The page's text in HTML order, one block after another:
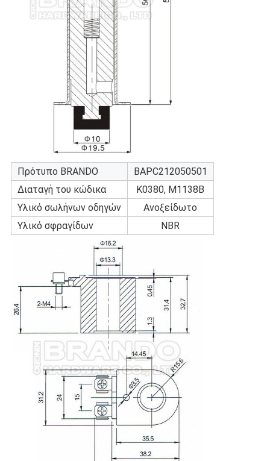
Πρότυπο BRANDO
BAPC212050501
Διαταγή του κώδικα
K0380, M1138B
Υλικό σωλήνων οδηγών
Ανοξείδωτο
Υλικό σφραγίδων
NBR